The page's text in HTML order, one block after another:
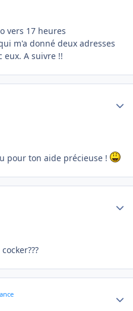
vers 17 heures
m'a donné deux adresses
A suivre !!
pour ton aide précieuse !